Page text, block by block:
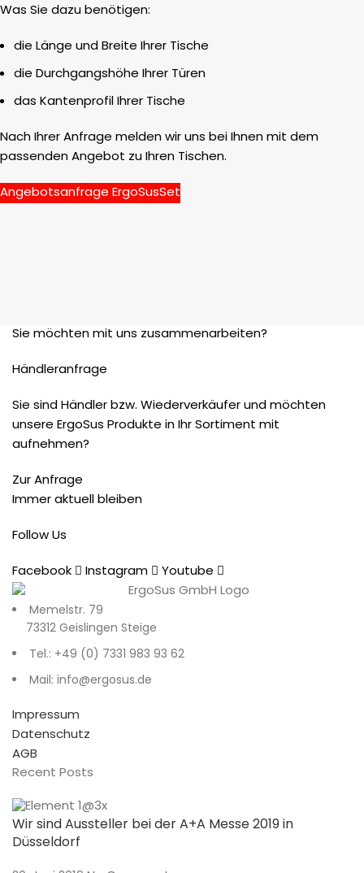
Was Sie dazu benötigen:
die Länge und Breite Ihrer Tische
die Durchgangshöhe Ihrer Türen
das Kantenprofil Ihrer Tische
Nach Ihrer Anfrage melden wir uns bei Ihnen mit dem
passenden Angebot zu Ihren Tischen.
Angebotsanfrage ErgoSusSet
Sie möchten mit uns zusammenarbeiten?
Händleranfrage
Sie sind Händler bzw. Wiederverkäufer und möchten
unsere ErgoSus Produkte in Ihr Sortiment mit
aufnehmen?
Zur Anfrage
Immer aktuell bleiben
Follow Us
Facebook
Instagram Youtube
Memelstr. 79
73312 Geislingen Steige
Tel.: +49 (0) 7331 983 93 62
Mail: info@ergosus.de
Impressum
Datenschutz
AGB
Recent Posts
Wir sind Aussteller bei der A+A Messe 2019 in
Düsseldorf